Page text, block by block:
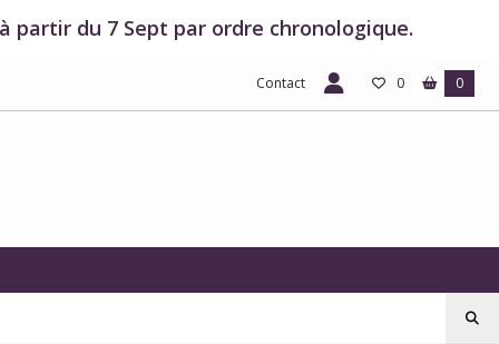
partir du 7 Sept par ordre chronologique.
Contact 0 0